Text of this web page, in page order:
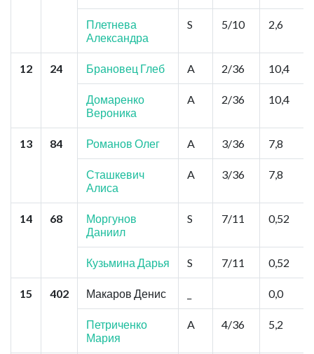
Плетнева
Александра
S 5/10 2,6
12 24 Брановец Глеб A 2/36 10,4
Домаренко
Вероника
A 2/36 10,4
13 84 Романов Олег A 3/36 7,8
Сташкевич
Алиса
A 3/36 7,8
14 68
Моргунов
Даниил
S 7/11 0,52
Кузьмина Дарья
S 7/11 0,52
15 402 Макаров Денис 0,0
Петриченко
Мария
A 4/36 5,2